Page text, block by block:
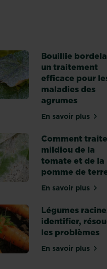
Bouillie
un traitement
efficace pour
maladies des
agrumes
En savoir plus
sur
Comment
mildiou de la
tomate et de la
pomme de
En savoir plus
sur
Légumes
identifier,
les problèmes
En savoir plus
sur